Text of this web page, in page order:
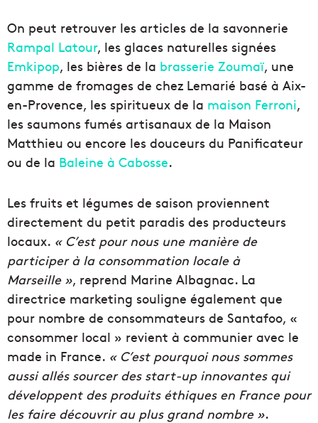
On peut retrouver les articles de la savonnerie
Rampal Latour, les glaces naturelles signées
Emkipop, les bières de la brasserie Zoumaï, une
gamme de fromages de chez Lemarié basé à Aix-
en-Provence, les spiritueux de la maison Ferroni,
les saumons fumés artisanaux de la Maison
Matthieu ou encore les douceurs du Panificateur
ou de la Baleine à Cabosse.
Les fruits et légumes de saison proviennent
directement du petit paradis des producteurs
locaux. « C’est pour nous une manière de
participer à la consommation locale à
Marseille », reprend Marine Albagnac. La
directrice marketing souligne également que
pour nombre de consommateurs de Santafoo, «
consommer local » revient à communier avec le
made in France. « C’est pourquoi nous sommes
aussi allés sourcer des start-up innovantes qui
développent des produits éthiques en France pour
les faire découvrir au plus grand nombre ».